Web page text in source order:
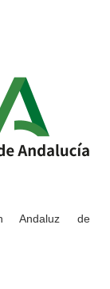
Andaluz de